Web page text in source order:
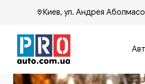
Киев, ул. Андрея